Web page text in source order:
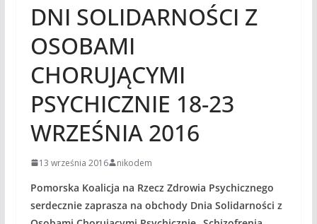
DNI SOLIDARNOŚCI Z
OSOBAMI
CHORUJĄCYMI
PSYCHICZNIE 18-23
WRZEŚNIA 2016
13 września 2016 nikodem
Pomorska Koalicja na Rzecz Zdrowia Psychicznego
serdecznie zaprasza na obchody Dnia Solidarności z